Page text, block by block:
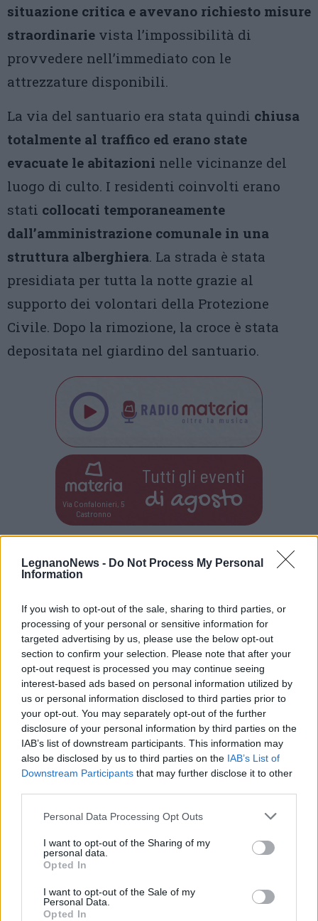
LegnanoNews - Do Not Process My Personal
Information
If you wish to opt-out of the sale, sharing to third parties, or
processing of your personal or sensitive information for
targeted advertising by us, please use the below opt-out
section to confirm your selection. Please note that after your
opt-out request is processed you may continue seeing
interest-based ads based on personal information utilized by
us or personal information disclosed to third parties prior to
your opt-out. You may separately opt-out of the further
disclosure of your personal information by third parties on the
IAB’s list of downstream participants. This information may
also be disclosed by us to third parties on the IAB’s List of
Downstream Participants that may further disclose it to other
Personal Data Processing Opt Outs
I want to opt-out of the Sharing of my
personal data.
Opted In
I want to opt-out of the Sale of my
Personal Data.
Opted In
situazione critica e avevano richiesto misure
straordinarie vista l’impossibilità di
provvedere nell’immediato con le
attrezzature disponibili.
La via del santuario era stata quindi chiusa
totalmente al traffico ed erano state
evacuate le abitazioni nelle vicinanze del
luogo di culto. I residenti coinvolti erano
stati collocati temporaneamente
dall’amministrazione comunale in una
struttura alberghiera. La strada è stata
presidiata per tutta la notte grazie al
supporto dei volontari della Protezione
Civile. Dopo la rimozione, la croce è stata
depositata nel giardino del santuario.
Via Confalonieri, 5
Castronno
Tutti gli eventi
di agosto
Leda Mocchetti
leda.mocchetti@legnanonews.com
nostro territorio e cerchiamo di essere sempre in prima
linea per informarvi in modo puntuale.
PIÙ INFORMAZIONI SU
LEGGI GLI ALTRI ARTICOLI DI
ALTO MILANESE
Selezioniamo per te
Il meglio di